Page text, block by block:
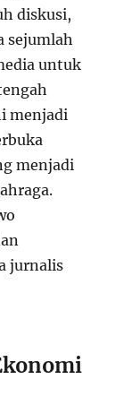
diskusi,
sejumlah
untuk
menjadi
menjadi
jurnalis